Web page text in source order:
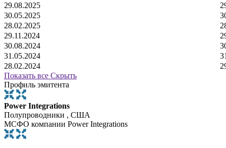
29.08.2025
30.05.2025
28.02.2025
29.11.2024
30.08.2024
31.05.2024
28.02.2024
Показать все Скрыть
Профиль эмитента
Power Integrations
Полупроводники , США
МСФО компании Power Integrations